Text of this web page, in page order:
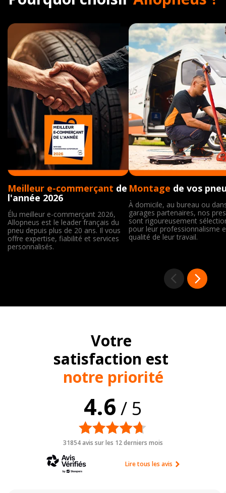
Meilleur e-commerçant de
l'année 2026
Élu meilleur e-commerçant 2026,
Allopneus est le leader français du
pneu depuis plus de 20 ans. Il vous
offre expertise, fiabilité et services
personnalisés.
Montage de vos
À domicile, au bureau ou
garages partenaires, nos
sont rigoureusement
pour leur professionnalisme
qualité de leur travail.
Votre
satisfaction est
notre priorité
4.6 / 5
31854 avis sur les 12 derniers mois
Lire tous les avis